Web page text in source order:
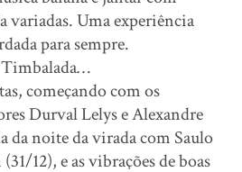
variadas. Uma experiência
para sempre.
Timbalada…
começando com os
Durval Lelys e Alexandre
da noite da virada com Saulo
12), e as vibrações de boas